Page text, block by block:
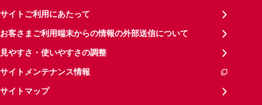
サイトご利用にあたって
お客さまご利用端末からの情報の外部送信について
見やすさ・使いやすさの調整
サイトメンテナンス情報
サイトマップ